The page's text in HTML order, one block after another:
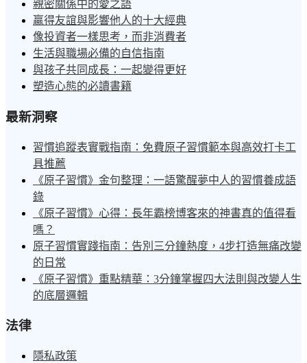
親密關係中的愛之語
贏得友誼與影響他人的十大經典
像投資者一樣思考，而非消費者
生活與職場必備的自信指南
與孩子共同成長：一起變得更好
塑造心態的必讀書籍
最新洞察
習慣追蹤表實戰指南：免費原子習慣範本與高效打卡工
具推薦
《原子習慣》金句整理：一語驚醒夢中人的習慣養成語
錄
《原子習慣》心得：長年霸榜博客來的神書真的值得看
嗎？
原子習慣實踐指南：告別三分鐘熱度，4步打造無痛改變
的日常
《原子習慣》重點精華：3分鐘掌握四大法則與改變人生
的底層邏輯
法律
隱私政策